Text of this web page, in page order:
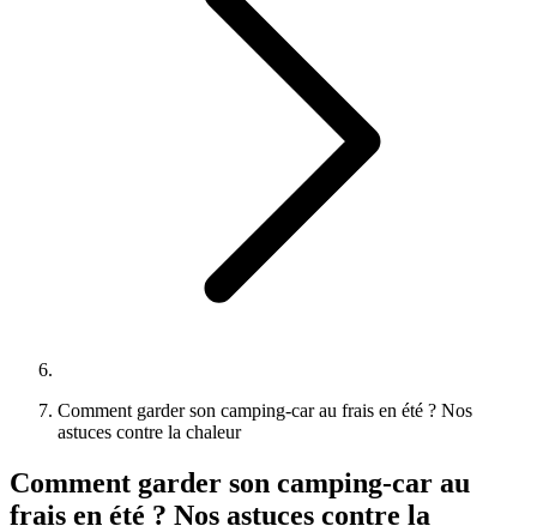
Comment garder son camping-car au frais en été ? Nos
astuces contre la chaleur
Comment garder son camping-car au
frais en été ? Nos astuces contre la